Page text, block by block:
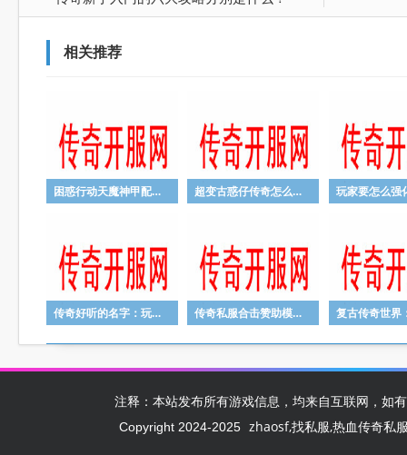
相关推荐
困惑行动天魔神甲配龙纹这终究是羽士还是战士 超变古惑仔传奇怎么样保证自己升级时候的安全
传奇好听的名字：玩家通常都需要去了解六大怪物的属性 传奇私服合击赞助模式成为天涯传奇的一大特色
注释：本站发布所有游戏信息，均来自互联网，如
Copyright 2024-2025 zhaosf,找私服,热血传奇私